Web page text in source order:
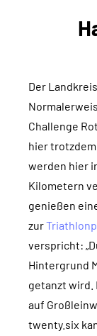
Der
Challenge
hier
werden hier
Kilometern
genießen
zur
verspricht:
Hintergrund
getanzt wird.
auf
twenty.six